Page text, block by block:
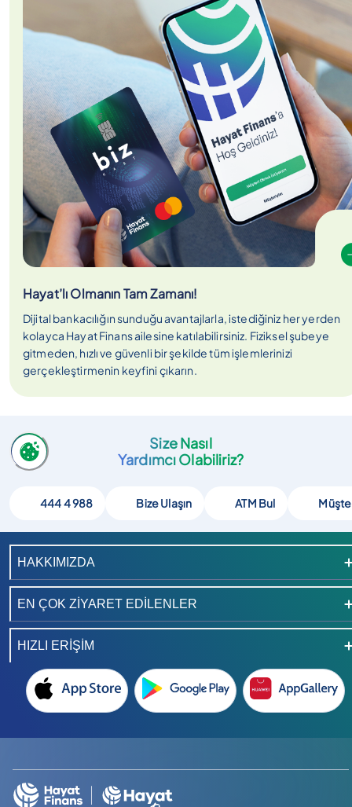
Hayat’lı Olmanın Tam Zamanı!
Dijital bankacılığın sunduğu avantajlarla, istediğiniz her yerden
kolayca Hayat Finans ailesine katılabilirsiniz. Fiziksel şubeye
gitmeden, hızlı ve güvenli bir şekilde tüm işlemlerinizi
gerçekleştirmenin keyfini çıkarın.
Size Nasıl
Yardımcı Olabiliriz?
444 4 988 Bize Ulaşın ATM Bul
HAKKIMIZDA
EN ÇOK ZİYARET EDİLENLER
HIZLI ERİŞİM